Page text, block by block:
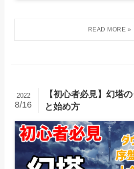
【初心者必見】幻塔
と始め方
2022
8/16